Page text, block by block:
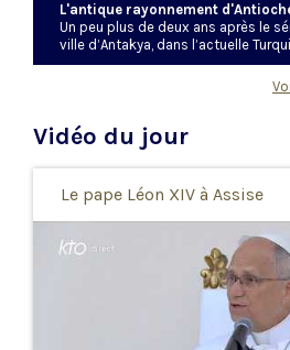
L'antique rayonnement
Un peu plus de deux ans après le
ville d’Antakya, dans l’actuelle
risque de l’histoire rend hommage
passé prestigieux. Christophe
hiéromoine melkite, pour évoquer
fut un véritable laboratoire du
Juifs et païens - majoritairement
troisième cité de l’Empire romain,
d’Alexandre le Grand de marier
L’entretien donne à appréhender la
et l’économie divine, en suivant la
Jean Chrysostome et, bien sûr, Pierre.
Vidéo du jour
Le pape Léon XIV à Assise